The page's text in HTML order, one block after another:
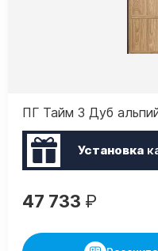
ПГ Тайм 3 Дуб
Установка
47 733 ₽